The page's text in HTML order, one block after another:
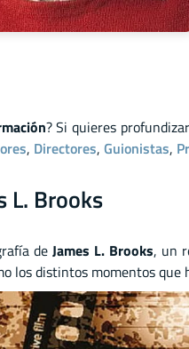
? Si quieres
, Directores, Guionistas,
L. Brooks
deJames L. Brooks, un
los distintos momentos